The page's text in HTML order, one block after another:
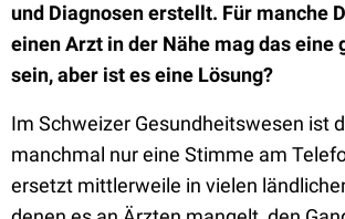
und Diagnosen erstellt. Für manche
einen Arzt in der Nähe mag das eine
sein, aber ist es eine Lösung?
Im Schweizer Gesundheitswesen ist
manchmal nur eine Stimme am
ersetzt mittlerweile in vielen